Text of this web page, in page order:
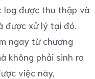
log được thu thập và
được xử lý tại đó.
ngay từ chương
không phải sinh ra
việc này,